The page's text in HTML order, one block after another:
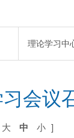
理论学习中
会议
大 中 小 ]